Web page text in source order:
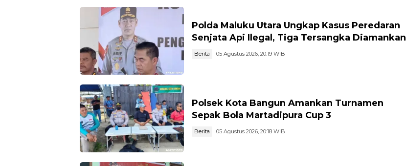
Polda Maluku Utara Ungkap Kasus Peredaran
Senjata Api Ilegal, Tiga Tersangka Diamankan
Berita 05 Agustus 2026, 20:19 WIB
Polsek Kota Bangun Amankan Turnamen
Sepak Bola Martadipura Cup 3
Berita 05 Agustus 2026, 20:18 WIB